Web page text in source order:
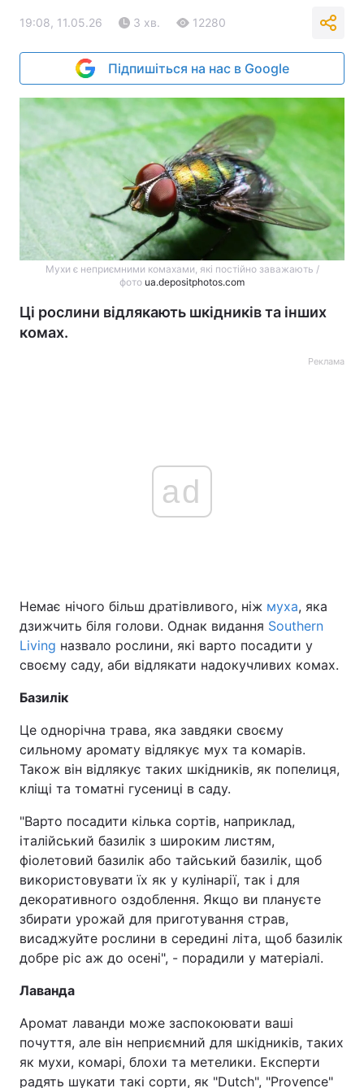
19:08, 11.05.26 3 хв. 12280
Підпишіться на нас в Google
Мухи є неприємними комахами, які постійно заважають /
фото ua.depositphotos.com
Ці рослини відлякають шкідників та інших
комах.
Реклама
ad
Немає нічого більш дратівливого, ніж муха, яка
дзижчить біля голови. Однак видання Southern
Living назвало рослини, які варто посадити у
своєму саду, аби відлякати надокучливих комах.
Базилік
Це однорічна трава, яка завдяки своєму
сильному аромату відлякує мух та комарів.
Також він відлякує таких шкідників, як попелиця,
кліщі та томатні гусениці в саду.
"Варто посадити кілька сортів, наприклад,
італійський базилік з широким листям,
фіолетовий базилік або тайський базилік, щоб
використовувати їх як у кулінарії, так і для
декоративного оздоблення. Якщо ви плануєте
збирати урожай для приготування страв,
висаджуйте рослини в середині літа, щоб базилік
добре ріс аж до осені", - порадили у матеріалі.
Лаванда
Аромат лаванди може заспокоювати ваші
почуття, але він неприємний для шкідників, таких
як мухи, комарі, блохи та метелики. Експерти
радять шукати такі сорти, як "Dutch", "Provence"